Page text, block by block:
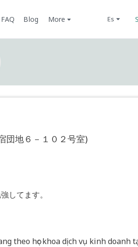
FAQ Blog More es
団地６－１０２号室)
してます。
theo học khoa dịch vụ kinh doanh